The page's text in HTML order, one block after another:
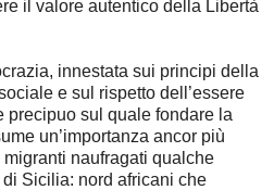
il valore autentico della Libertà
innestata sui principi della
e sul rispetto dell’essere
precipuo sul quale fondare la
un’importanza ancor più
naufragati qualche
Sicilia: nord africani che